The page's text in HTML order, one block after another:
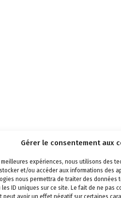
Gérer le consentement aux
meilleures expériences, nous utilisons des
et/ou accéder aux informations des
nous permettra de traiter des données
ID uniques sur ce site. Le fait de ne pas
peut avoir un effet négatif sur certaines